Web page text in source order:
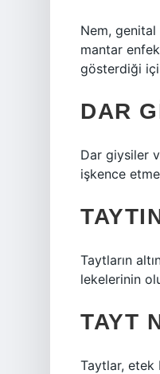
Nem, genital
mantar
gösterdiği
DAR
Dar giysiler
işkence
Taytların
lekelerinin
TAYT
Taytlar, etek